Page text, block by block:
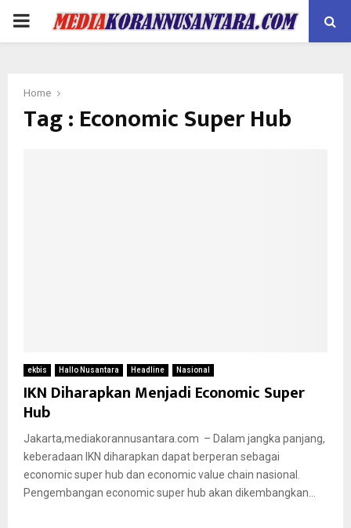
PRIMARY
Home
Tag : Economic Super Hub
ekbis Hallo Nusantara Headline Nasional
IKN Diharapkan Menjadi Economic Super
Hub
Jakarta,mediakorannusantara.com – Dalam jangka panjang,
keberadaan IKN diharapkan dapat berperan sebagai
economic super hub dan economic value chain nasional.
Pengembangan economic super hub akan dikembangkan...